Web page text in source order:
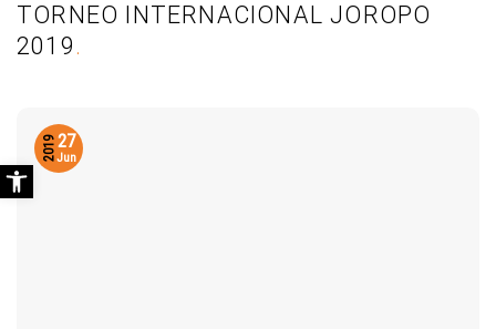
TORNEO INTERNACIONAL JOROPO
2019.
27
Jun
2019
Abrir barra de herramientas